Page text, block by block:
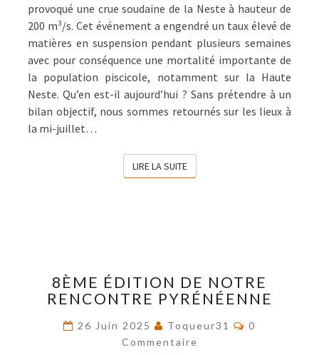
provoqué une crue soudaine de la Neste à hauteur de
200 m³/s. Cet événement a engendré un taux élevé de
matières en suspension pendant plusieurs semaines
avec pour conséquence une mortalité importante de
la population piscicole, notamment sur la Haute
Neste. Qu’en est-il aujourd’hui ? Sans prétendre à un
bilan objectif, nous sommes retournés sur les lieux à
la mi-juillet…
LIRE LA SUITELIRE LA SUITE
ÉDITION
DE
RENCONTRE
PYRÉNÉENNE
8ÈME ÉDITION DE NOTRE
RENCONTRE PYRÉNÉENNE
26 Juin 2025 Toqueur31
0
Commentaire